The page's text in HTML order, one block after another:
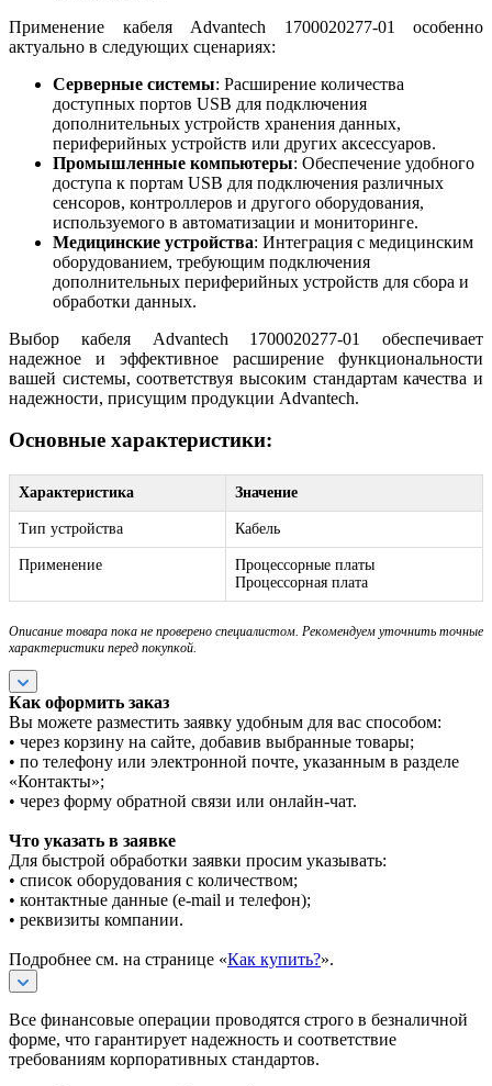
Применение кабеля Advantech 1700020277-01 особенно
актуально в следующих сценариях:
Серверные системы: Расширение количества
доступных портов USB для подключения
дополнительных устройств хранения данных,
периферийных устройств или других аксессуаров.
Промышленные компьютеры: Обеспечение удобного
доступа к портам USB для подключения различных
сенсоров, контроллеров и другого оборудования,
используемого в автоматизации и мониторинге.
Медицинские устройства: Интеграция с медицинским
оборудованием, требующим подключения
дополнительных периферийных устройств для сбора и
обработки данных.
Выбор кабеля Advantech 1700020277-01 обеспечивает
надежное и эффективное расширение функциональности
вашей системы, соответствуя высоким стандартам качества и
надежности, присущим продукции Advantech.
Основные характеристики:
Характеристика Значение
Тип устройства Кабель
Применение
Процессорные платы
Процессорная плата
Описание товара пока не проверено специалистом. Рекомендуем уточнить точные
характеристики перед покупкой.
Как оформить заказ
Вы можете разместить заявку удобным для вас способом:
• через корзину на сайте, добавив выбранные товары;
• по телефону или электронной почте, указанным в разделе
«Контакты»;
• через форму обратной связи или онлайн-чат.
Что указать в заявке
Для быстрой обработки заявки просим указывать:
• список оборудования с количеством;
• контактные данные (e-mail и телефон);
• реквизиты компании.
Подробнее см. на странице «Как купить?».
Все финансовые операции проводятся строго в безналичной
форме, что гарантирует надежность и соответствие
требованиям корпоративных стандартов.